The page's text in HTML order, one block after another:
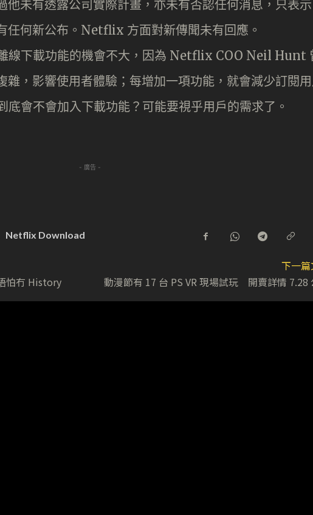
他未有透露公司實際計畫，亦未有否認任何消息，只表示
任何新公布。Netflix 方面對新傳聞未有回應。
線下載功能的機會不大，因為 Netflix COO Neil Hunt
雜，影響使用者體驗；每增加一項功能，就會減少訂閱用
會不會加入下載功能？可能要視乎用戶的需求了。
- 廣告 -
Netflix Download
怕冇 History
下一
動漫節有 17 台 PS VR 現場試玩 開賣詳情 7.28